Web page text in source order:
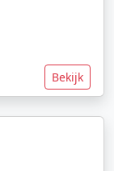
Bekijk